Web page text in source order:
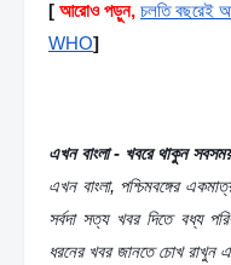
[ আরোও পড়ুন, চলতি বছরেই
WHO]
এখন বাংলা - খবরে থাকুন সবসময়
এখন বাংলা, পশ্চিমবঙ্গের
সর্বদা সত্য খবর দিতে বধ্য
ধরনের খবর জানতে চোখ রাখুন